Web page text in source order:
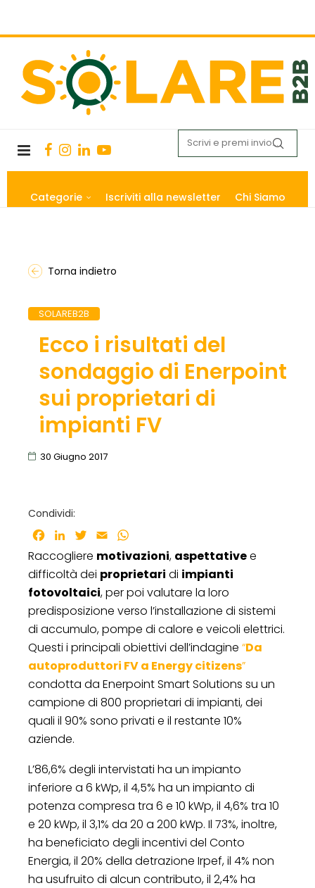
Categorie Iscriviti alla newsletter Chi Siamo
Torna indietro
SOLAREB2B
Ecco i risultati del
sondaggio di Enerpoint
sui proprietari di
impianti FV
30 Giugno 2017
Condividi:
Facebook
LinkedInTwitter
Email
Raccogliere motivazioni, aspettativee
difficoltà dei proprietari di impianti
fotovoltaici, per poi valutare la loro
predisposizione verso l’installazione di sistemi
di accumulo, pompe di calore e veicoli elettrici.
Questi i principali obiettivi dell’indagine “Da
autoproduttori FV a Energy citizens”
condotta da Enerpoint Smart Solutions su un
campione di 800 proprietari di impianti, dei
quali il 90% sono privati e il restante 10%
aziende.
L’86,6% degli intervistati ha un impianto
inferiore a 6 kWp, il 4,5% ha un impianto di
potenza compresa tra 6 e 10 kWp, il 4,6% tra 10
e 20 kWp, il 3,1% da 20 a 200 kWp. Il 73%, inoltre,
ha beneficiato degli incentivi del Conto
Energia, il 20% della detrazione Irpef, il 4% non
ha usufruito di alcun contributo, il 2,4% ha